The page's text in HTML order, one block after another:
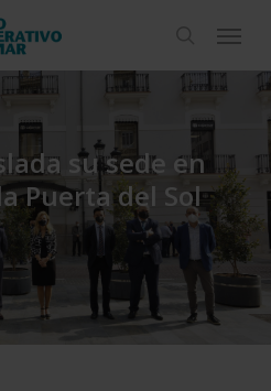
search
Menu
su sede en
Puerta del Sol